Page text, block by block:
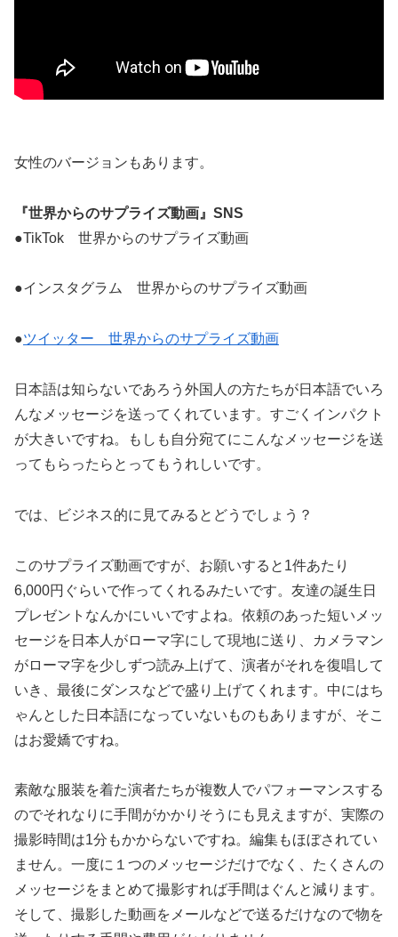
女性のバージョンもあります。
『世界からのサプライズ動画』SNS
●TikTok 世界からのサプライズ動画
●インスタグラム 世界からのサプライズ動画
●ツイッター 世界からのサプライズ動画
日本語は知らないであろう外国人の方たちが日本語でいろ
んなメッセージを送ってくれています。すごくインパクト
が大きいですね。もしも自分宛てにこんなメッセージを送
ってもらったらとってもうれしいです。
では、ビジネス的に見てみるとどうでしょう？
このサプライズ動画ですが、お願いすると1件あたり
6,000円ぐらいで作ってくれるみたいです。友達の誕生日
プレゼントなんかにいいですよね。依頼のあった短いメッ
セージを日本人がローマ字にして現地に送り、カメラマン
がローマ字を少しずつ読み上げて、演者がそれを復唱して
いき、最後にダンスなどで盛り上げてくれます。中にはち
ゃんとした日本語になっていないものもありますが、そこ
はお愛嬌ですね。
素敵な服装を着た演者たちが複数人でパフォーマンスする
のでそれなりに手間がかかりそうにも見えますが、実際の
撮影時間は1分もかからないですね。編集もほぼされてい
ません。一度に１つのメッセージだけでなく、たくさんの
メッセージをまとめて撮影すれば手間はぐんと減ります。
そして、撮影した動画をメールなどで送るだけなので物を